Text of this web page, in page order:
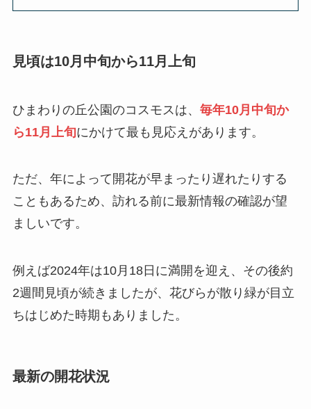
見頃は10月中旬から11月上旬
ひまわりの丘公園のコスモスは、 毎年10月中旬か
ら11月上旬にかけて最も見応えがあります。
ただ、年によって開花が早まったり遅れたりする
こともあるため、訪れる前に最新情報の確認が望
ましいです。
例えば2024年は10月18日に満開を迎え、その後約
2週間見頃が続きましたが、花びらが散り緑が目立
ちはじめた時期もありました。
最新の開花状況